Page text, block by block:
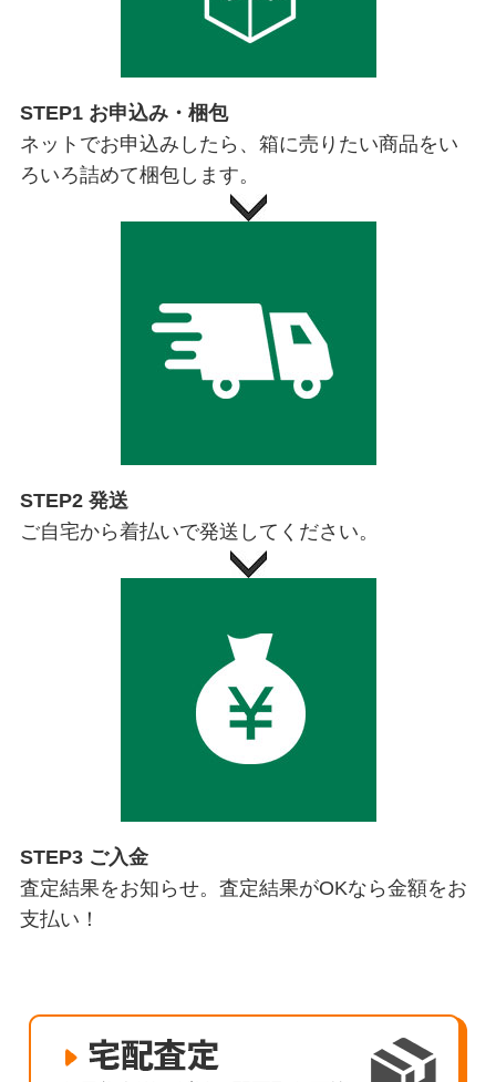
STEP1 お申込み・梱包
ネットでお申込みしたら、箱に売りたい商品をい
ろいろ詰めて梱包します。
STEP2 発送
ご自宅から着払いで発送してください。
STEP3 ご入金
査定結果をお知らせ。査定結果がOKなら金額をお
支払い！